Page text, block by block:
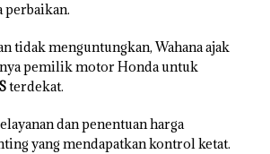
perbaikan.
tidak menguntungkan, Wahana ajak
pemilik motor Honda untuk
terdekat.
dan penentuan harga
yang mendapatkan kontrol ketat.